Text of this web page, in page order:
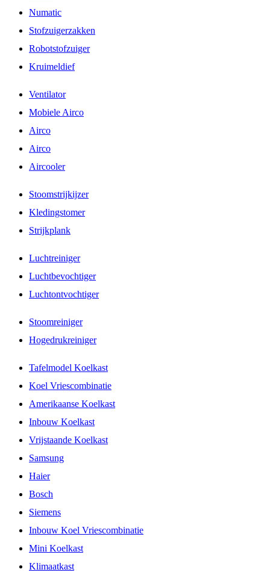
Numatic
Stofzuigerzakken
Robotstofzuiger
Kruimeldief
Ventilator
Mobiele Airco
Airco
Airco
Aircooler
Stoomstrijkijzer
Kledingstomer
Strijkplank
Luchtreiniger
Luchtbevochtiger
Luchtontvochtiger
Stoomreiniger
Hogedrukreiniger
Tafelmodel Koelkast
Koel Vriescombinatie
Amerikaanse Koelkast
Inbouw Koelkast
Vrijstaande Koelkast
Samsung
Haier
Bosch
Siemens
Inbouw Koel Vriescombinatie
Mini Koelkast
Klimaatkast